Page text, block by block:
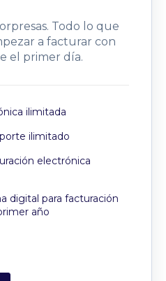
Todo lo que
a facturar con
el primer día.
ilimitada
ilimitado
electrónica
digital para facturación
año